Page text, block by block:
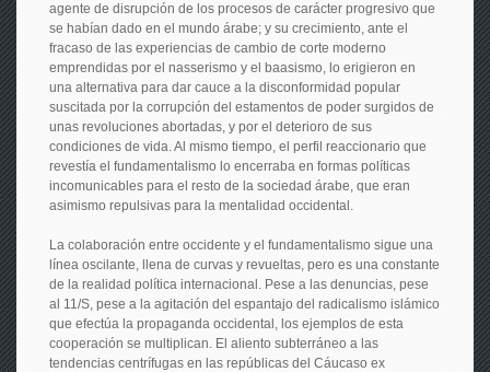
agente de disrupción de los procesos de carácter progresivo que
se habían dado en el mundo árabe; y su crecimiento, ante el
fracaso de las experiencias de cambio de corte moderno
emprendidas por el nasserismo y el baasismo, lo erigieron en
una alternativa para dar cauce a la disconformidad popular
suscitada por la corrupción del estamentos de poder surgidos de
unas revoluciones abortadas, y por el deterioro de sus
condiciones de vida. Al mismo tiempo, el perfil reaccionario que
revestía el fundamentalismo lo encerraba en formas políticas
incomunicables para el resto de la sociedad árabe, que eran
asimismo repulsivas para la mentalidad occidental.
La colaboración entre occidente y el fundamentalismo sigue una
línea oscilante, llena de curvas y revueltas, pero es una constante
de la realidad política internacional. Pese a las denuncias, pese
al 11/S, pese a la agitación del espantajo del radicalismo islámico
que efectúa la propaganda occidental, los ejemplos de esta
cooperación se multiplican. El aliento subterráneo a las
tendencias centrífugas en las repúblicas del Cáucaso ex